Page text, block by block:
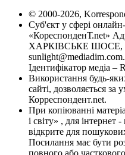
© 2000-2026,
Суб'єкт у сфері
«КореспонденТ.net»
ХАРКІВСЬКЕ ШОСЕ,
Ідентифікатор медіа –
Використання будь-
сайті, дозволяється
Корреспондент.net.
При копіюванні
і світу» , для інтернет
відкрите для
Посилання має бути